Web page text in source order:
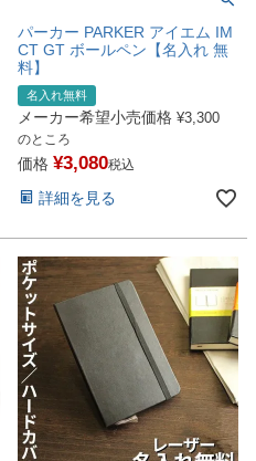
パーカー PARKER アイエム IM
CT GT ボールペン【名入れ 無
料】
名入れ無料
メーカー希望小売価格 ¥3,300
のところ
価格 ¥3,080税込
詳細を見る